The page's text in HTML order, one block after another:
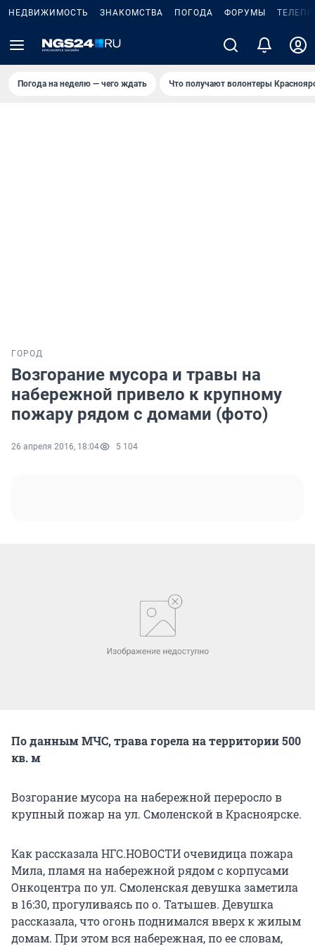
НЕДВИЖИМОСТЬ ЗНАКОМСТВА ПОГОДА ФОРУМЫ
Погода на неделю — чего ждать Что получают волонтеры
ГОРОД
Возгорание мусора и травы на
набережной привело к крупному
пожару рядом с домами (фото)
26 апреля 2016, 18:04 5 104
По данным МЧС, трава горела на территории 500
кв. м
Возгорание мусора на набережной переросло в
крупный пожар на ул. Смоленской в Красноярске.
Как рассказала НГС.НОВОСТИ очевидица пожара
Мила, пламя на набережной рядом с корпусами
Онкоцентра по ул. Смоленская девушка заметила
в 16:30, прогуливаясь по о. Татышев. Девушка
рассказала, что огонь поднимался вверх к жилым
домам. При этом вся набережная, по ее словам,